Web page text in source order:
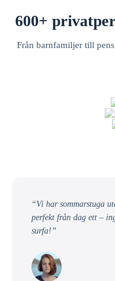
600+
Från barnfamiljer till
“Vi har sommarstuga
perfekt från dag ett –
surfa!”